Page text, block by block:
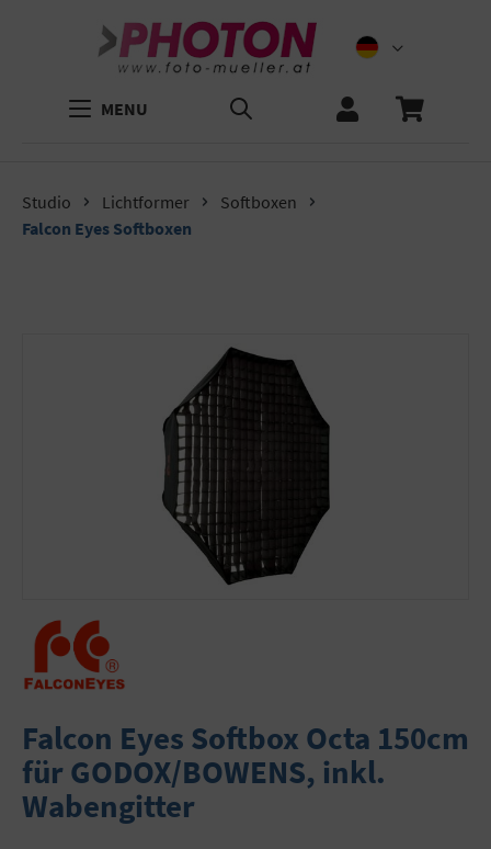
MENU
Studio Lichtformer
Softboxen
Falcon Eyes Softboxen
Falcon Eyes Softbox Octa 150cm
für GODOX/BOWENS, inkl.
Wabengitter